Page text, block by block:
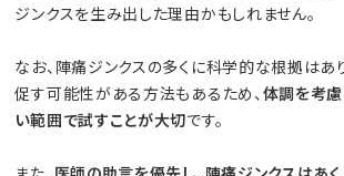
ジンクスを生み出した理由かもしれません。
なお、陣痛ジンクスの多くに科学的な根拠はあ
促す可能性がある方法もあるため、 体調を考
い範囲で試すことが大切です。